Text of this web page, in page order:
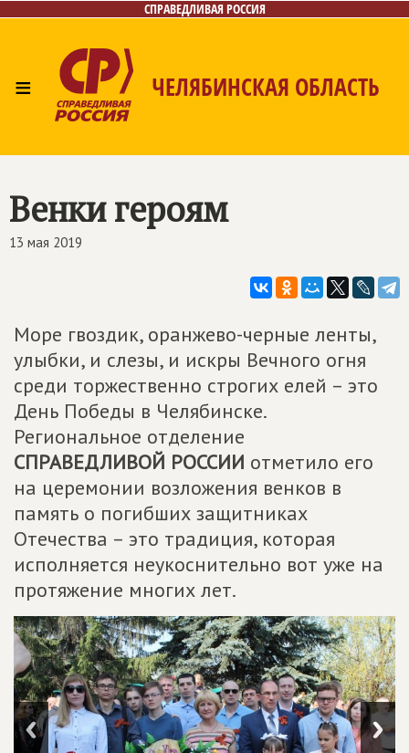
СПРАВЕДЛИВАЯ РОССИЯ
≡ ЧЕЛЯБИНСКАЯ ОБЛАСТЬ
Венки героям
13 мая 2019
Море гвоздик, оранжево-черные ленты,
улыбки, и слезы, и искры Вечного огня
среди торжественно строгих елей – это
День Победы в Челябинске.
Региональное отделение
СПРАВЕДЛИВОЙ РОССИИ отметило его
на церемонии возложения венков в
память о погибших защитниках
Отечества – это традиция, которая
исполняется неукоснительно вот уже на
протяжение многих лет.